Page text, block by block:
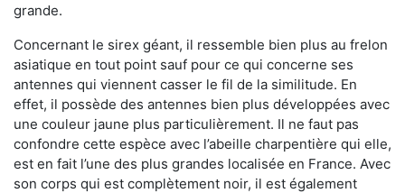
grande.
Concernant le sirex géant, il ressemble bien plus au frelon
asiatique en tout point sauf pour ce qui concerne ses
antennes qui viennent casser le fil de la similitude. En
effet, il possède des antennes bien plus développées avec
une couleur jaune plus particulièrement. Il ne faut pas
confondre cette espèce avec l’abeille charpentière qui elle,
est en fait l’une des plus grandes localisée en France. Avec
son corps qui est complètement noir, il est également